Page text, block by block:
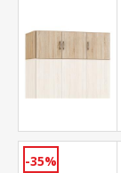
-35%